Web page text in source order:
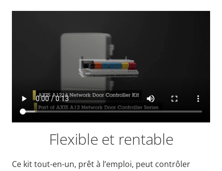
Flexible et rentable
Ce kit tout-en-un, prêt à l’emploi, peut contrôler